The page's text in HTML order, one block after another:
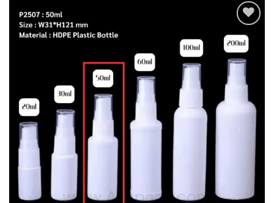
Add to
wishlist